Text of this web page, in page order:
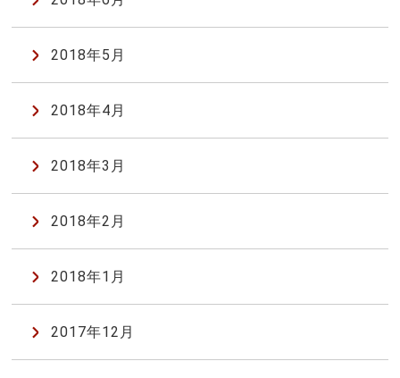
2018年5月
2018年4月
2018年3月
2018年2月
2018年1月
2017年12月